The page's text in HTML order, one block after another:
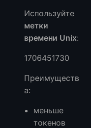
Используйте
метки
времени Unix:
1706451730
Преимуществ
а:
меньше
токенов